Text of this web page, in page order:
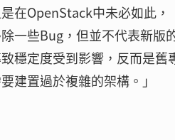
在OpenStack中未必如此
一些Bug，但並不代表新版
穩定度受到影響，反而是舊
建置過於複雜的架構。」